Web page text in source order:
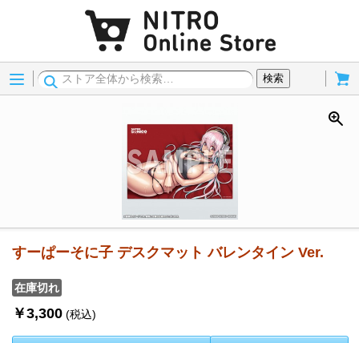
Menu
検索
すーぱーそに子 デスクマット バレンタイン Ver.
在庫切れ
￥3,300 (税込)